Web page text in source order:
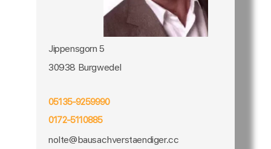
Jippensgorn 5
30938 Burgwedel
05135-9259990
0172-5110885
nolte@bausachverstaendiger.cc